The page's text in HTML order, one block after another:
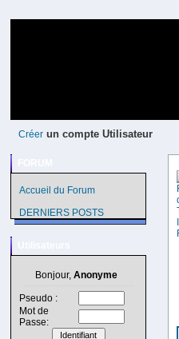
Créer un compte Utilisateur
Accueil du Forum
DERNIERS POSTS
Bonjour, Anonyme
Pseudo :
Mot de
Passe: